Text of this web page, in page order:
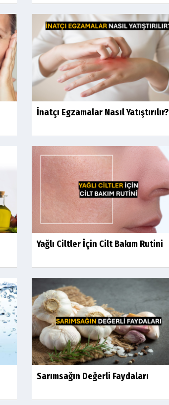
İnatçı Egzamalar Nasıl Yatıştırılır?
Yağlı Ciltler İçin Cilt Bakım Rutini
Sarımsağın Değerli Faydaları